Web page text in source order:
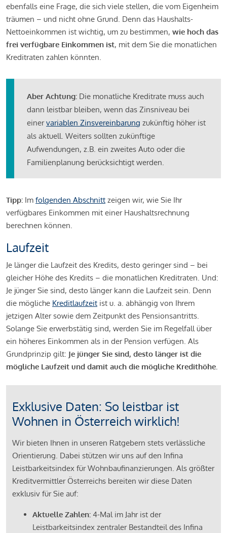
ebenfalls eine Frage, die sich viele stellen, die vom Eigenheim
träumen – und nicht ohne Grund. Denn das Haushalts-
Nettoeinkommen ist wichtig, um zu bestimmen, wie hoch das
frei verfügbare Einkommen ist, mit dem Sie die monatlichen
Kreditraten zahlen könnten.
Aber Achtung: Die monatliche Kreditrate muss auch
dann leistbar bleiben, wenn das Zinsniveau bei
einervariablen Zinsvereinbarung zukünftig höher ist
als aktuell. Weiters sollten zukünftige
Aufwendungen, z.B. ein zweites Auto oder die
Familienplanung berücksichtigt werden.
Tipp: Im folgenden Abschnitt zeigen wir, wie Sie Ihr
verfügbares Einkommen mit einer Haushaltsrechnung
berechnen können.
Laufzeit
Je länger die Laufzeit des Kredits, desto geringer sind – bei
gleicher Höhe des Kredits – die monatlichen Kreditraten. Und:
Je jünger Sie sind, desto länger kann die Laufzeit sein. Denn
die mögliche Kreditlaufzeit ist u. a. abhängig von Ihrem
jetzigen Alter sowie dem Zeitpunkt des Pensionsantritts.
Solange Sie erwerbstätig sind, werden Sie im Regelfall über
ein höheres Einkommen als in der Pension verfügen. Als
Grundprinzip gilt: Je jünger Sie sind, desto länger ist die
mögliche Laufzeit und damit auch die mögliche Kredithöhe.
Exklusive Daten: So leistbar ist
Wohnen in Österreich wirklich!
Wir bieten Ihnen in unseren Ratgebern stets verlässliche
Orientierung. Dabei stützen wir uns auf den Infina
Leistbarkeitsindex für Wohnbaufinanzierungen. Als größter
Kreditvermittler Österreichs bereiten wir diese Daten
exklusiv für Sie auf:
Aktuelle Zahlen: 4-Mal im Jahr ist der
Leistbarkeitsindex zentraler Bestandteil des Infina